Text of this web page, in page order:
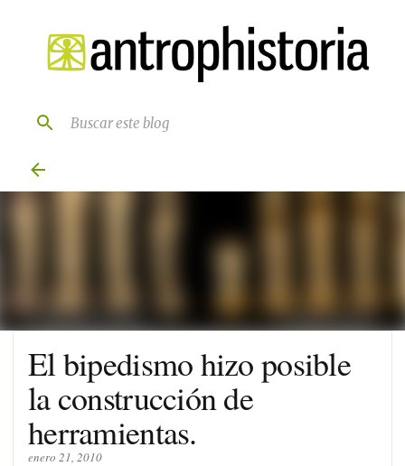
Ir al contenido principal
El bipedismo hizo posible
la construcción de
herramientas.
enero 21, 2010